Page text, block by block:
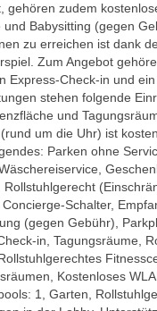
gehören zudem
Babysitting (gegen
zu erreichen ist dank
Zum Angebot
Express-Check-in und
stehen folgende
und
um die Uhr) ist
Parken ohne
Schalter,
(gegen Gebühr),
in, Tagungsräume,
Kostenloses
1, Garten,